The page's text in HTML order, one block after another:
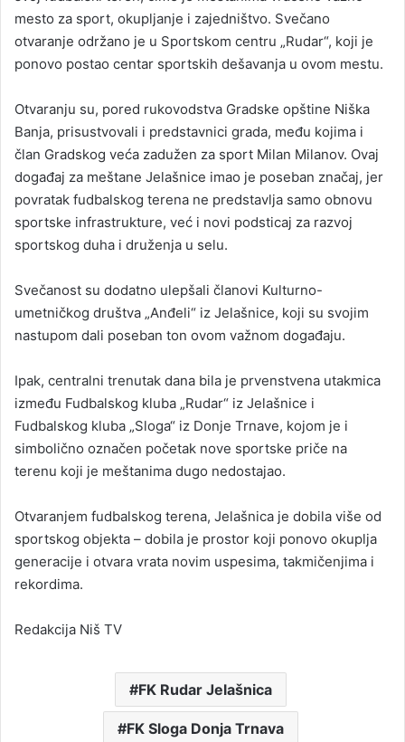
mesto za sport, okupljanje i zajedništvo. Svečano
otvaranje održano je u Sportskom centru „Rudar“, koji je
ponovo postao centar sportskih dešavanja u ovom mestu.
Otvaranju su, pored rukovodstva Gradske opštine Niška
Banja, prisustvovali i predstavnici grada, među kojima i
član Gradskog veća zadužen za sport Milan Milanov. Ovaj
događaj za meštane Jelašnice imao je poseban značaj, jer
povratak fudbalskog terena ne predstavlja samo obnovu
sportske infrastrukture, već i novi podsticaj za razvoj
sportskog duha i druženja u selu.
Svečanost su dodatno ulepšali članovi Kulturno-
umetničkog društva „Anđeli“ iz Jelašnice, koji su svojim
nastupom dali poseban ton ovom važnom događaju.
Ipak, centralni trenutak dana bila je prvenstvena utakmica
između Fudbalskog kluba „Rudar“ iz Jelašnice i
Fudbalskog kluba „Sloga“ iz Donje Trnave, kojom je i
simbolično označen početak nove sportske priče na
terenu koji je meštanima dugo nedostajao.
Otvaranjem fudbalskog terena, Jelašnica je dobila više od
sportskog objekta – dobila je prostor koji ponovo okuplja
generacije i otvara vrata novim uspesima, takmičenjima i
rekordima.
Redakcija Niš TV
FK Rudar Jelašnica
FK Sloga Donja Trnava